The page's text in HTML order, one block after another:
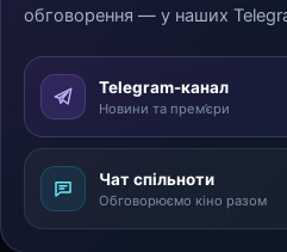
обговорення — у наших
Telegram-канал
Новини та прем’єри
Чат спільноти
Обговорюємо кіно разом